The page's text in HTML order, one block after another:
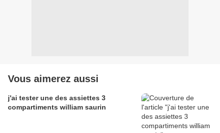
Vous aimerez aussi
j'ai tester une des assiettes 3
compartiments william saurin